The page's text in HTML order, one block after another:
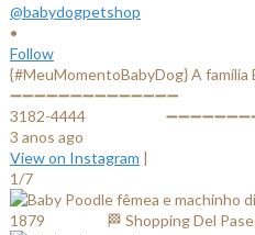
@babydogpetshop
•
Follow
{#MeuMomentoBabyDog} A família
➖➖➖➖➖➖➖➖➖➖➖➖➖➖
3182-4444⠀⠀⠀⠀⠀⠀⠀
3 anos ago
View on Instagram |
1/7